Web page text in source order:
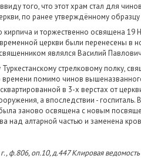
того, что этот храм стал для
по ранее утверждённому
и торжественно освящена
церкви были перенесены в
являлся Василий
стрелковому полку,
помимо чинов
в 3-х верстах от
а впоследствии -
заново освящена с новым
над алтарной частью и заменена
ф.806, оп.10, д.447 Клировая